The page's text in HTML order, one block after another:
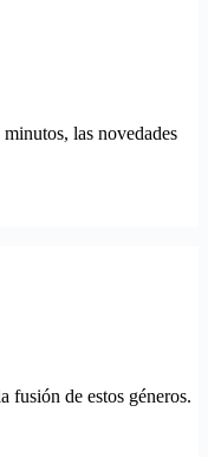
las novedades
fusión de estos géneros.